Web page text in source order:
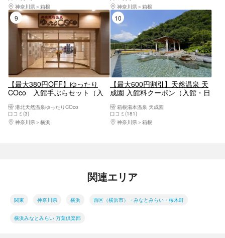
神奈川県
箱根
神奈川県
箱根
9位
【最大380円OFF】ゆったり
COco 入館手ぶらセット（入
大・小）
港北天然温泉ゆったりCOco
口コミ(3)
神奈川県
横浜
【最大600円割引】天然温泉 天
成園 入館料クーポン（入館・日
箱根湯本温泉 天成園
口コミ(181)
神奈川県
箱根
関連エリア
関東 神奈川県 横浜 西区（横浜市）・みなとみらい・桜木町
横浜みなとみらい 万葉倶楽部